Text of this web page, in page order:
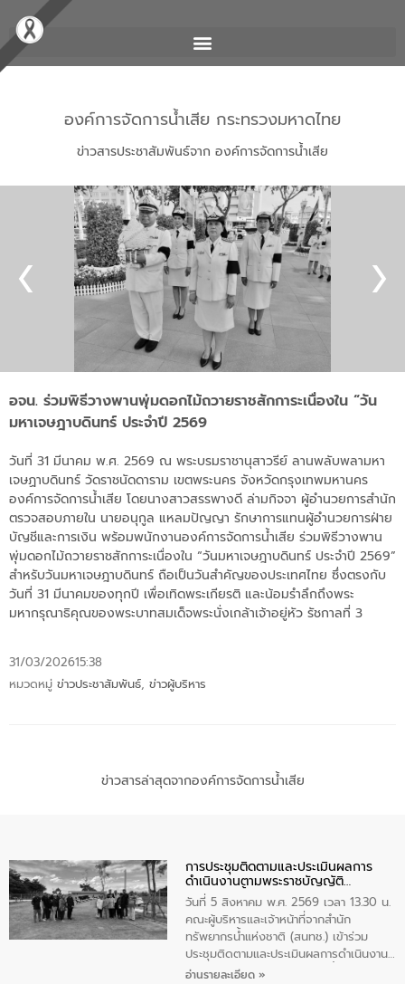
องค์การจัดการน้ำเสีย กระทรวงมหาดไทย
ข่าวสารประชาสัมพันธ์จาก องค์การจัดการน้ำเสีย
อจน. ร่วมพิธีวางพานพุ่มดอกไม้ถวายราชสักการะเนื่องใน “วัน
มหาเจษฎาบดินทร์ ประจำปี 2569
วันที่ 31 มีนาคม พ.ศ. 2569 ณ พระบรมราชานุสาวรีย์ ลานพลับพลามหา
เจษฏาบดินทร์ วัดราชนัดดาราม เขตพระนคร จังหวัดกรุงเทพมหานคร
องค์การจัดการน้ำเสีย โดยนางสาวสรรพางดี ล่ามกิจจา ผู้อำนวยการสำนัก
ตรวจสอบภายใน นายอนุกูล แหลมปัญญา รักษาการแทนผู้อำนวยการฝ่าย
บัญชีและการเงิน พร้อมพนักงานองค์การจัดการน้ำเสีย ร่วมพิธีวางพาน
พุ่มดอกไม้ถวายราชสักการะเนื่องใน “วันมหาเจษฎาบดินทร์ ประจำปี 2569”
สำหรับวันมหาเจษฎาบดินทร์ ถือเป็นวันสำคัญของประเทศไทย ซึ่งตรงกับ
วันที่ 31 มีนาคมของทุกปี เพื่อเทิดพระเกียรติ และน้อมรำลึกถึงพระ
มหากรุณาธิคุณของพระบาทสมเด็จพระนั่งเกล้าเจ้าอยู่หัว รัชกาลที่ 3
31/03/202615:38
หมวดหมู่ ข่าวประชาสัมพันธ์, ข่าวผู้บริหาร
ข่าวสารล่าสุดจากองค์การจัดการน้ำเสีย
การประชุมติดตามและประเมินผลการ
ดำเนินงานตามพระราชบัญญัติ
ทรัพยากรน้ำ พ.ศ. 2561 ประจำ
ปีงบประมาณ พ.ศ. 2569
วันที่ 5 สิงหาคม พ.ศ. 2569 เวลา 13.30 น.
คณะผู้บริหารและเจ้าหน้าที่จากสำนัก
ทรัพยากรน้ำแห่งชาติ (สนทช.) เข้าร่วม
ประชุมติดตามและประเมินผลการดำเนินงาน
ตามพระราชบัญญัติทรัพยากรน้ำ พ.ศ. 2561
อ่านรายละเอียด »